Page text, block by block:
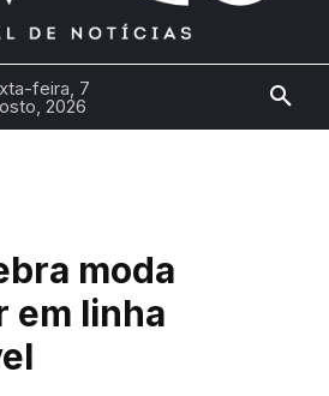
feira, 7
2026
moda
em linha